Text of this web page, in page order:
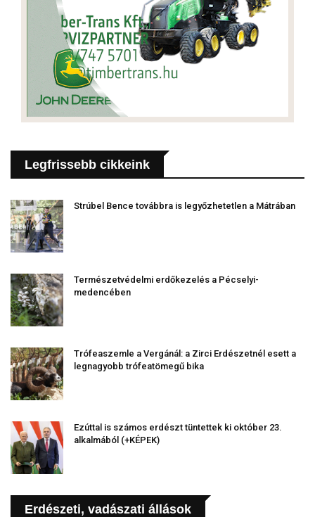
Legfrissebb cikkeink
Strúbel Bence továbbra is legyőzhetetlen a Mátrában
Természetvédelmi erdőkezelés a Pécselyi-
medencében
Trófeaszemle a Vergánál: a Zirci Erdészetnél esett a
legnagyobb trófeatömegű bika
Ezúttal is számos erdészt tüntettek ki október 23.
alkalmából (+KÉPEK)
Erdészeti, vadászati állások